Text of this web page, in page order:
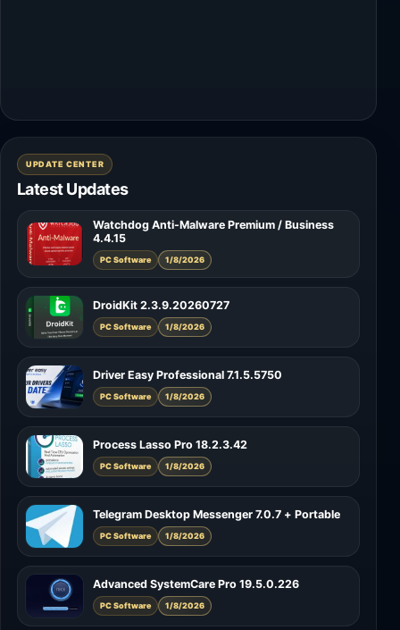
UPDATE CENTER
Latest Updates
Watchdog Anti-Malware Premium / Business
4.4.15
PC Software 1/8/2026
DroidKit 2.3.9.20260727
PC Software 1/8/2026
Driver Easy Professional 7.1.5.5750
PC Software 1/8/2026
Process Lasso Pro 18.2.3.42
PC Software 1/8/2026
Telegram Desktop Messenger 7.0.7 + Portable
PC Software 1/8/2026
Advanced SystemCare Pro 19.5.0.226
PC Software 1/8/2026